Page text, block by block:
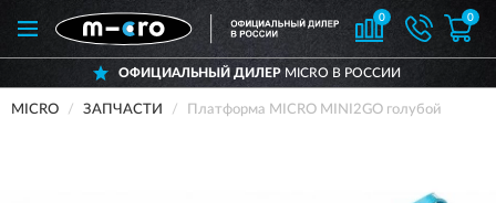
0 0
ОФИЦИАЛЬНЫЙ ДИЛЕР MICRO В РОССИИ
MICRO ЗАПЧАСТИ Платформа MICRO MINI2GO голубой